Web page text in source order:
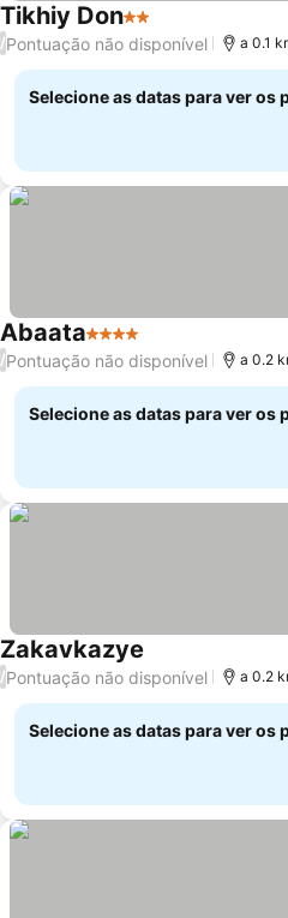
Tikhiy Don2 Estrelas
/Pontuação não disponível a 0.1
Selecione as datas para ver os
Abaata4 Estrelas
/Pontuação não disponível a 0.2
Selecione as datas para ver os
Zakavkazye
/Pontuação não disponível a 0.2
Selecione as datas para ver os